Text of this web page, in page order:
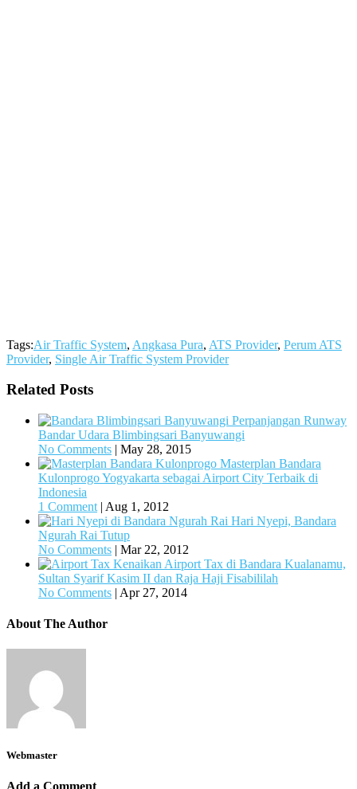
Tags:Air Traffic System, Angkasa Pura, ATS Provider, Perum ATS
Provider, Single Air Traffic System Provider
Related Posts
Perpanjangan Runway
Bandar Udara Blimbingsari Banyuwangi
No Comments | May 28, 2015
Masterplan Bandara
Kulonprogo Yogyakarta sebagai Airport City Terbaik di
Indonesia
1 Comment | Aug 1, 2012
Hari Nyepi, Bandara
Ngurah Rai Tutup
No Comments | Mar 22, 2012
Kenaikan Airport Tax di Bandara Kualanamu,
Sultan Syarif Kasim II dan Raja Haji Fisabililah
No Comments | Apr 27, 2014
About The Author
Webmaster
Add a Comment